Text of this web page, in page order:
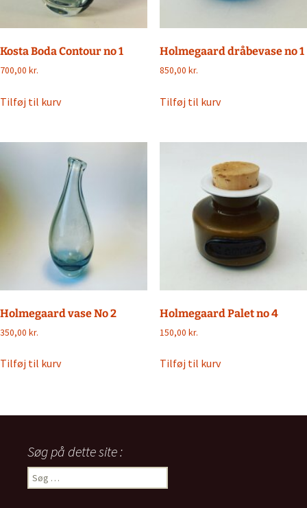
Kosta Boda Contour no 1
700,00 kr.
Tilføj til kurv
Holmegaard dråbevase no 1
850,00 kr.
Tilføj til kurv
Holmegaard vase No 2
350,00 kr.
Tilføj til kurv
Holmegaard Palet no 4
150,00 kr.
Tilføj til kurv
Søg på dette site :
Søg
efter: